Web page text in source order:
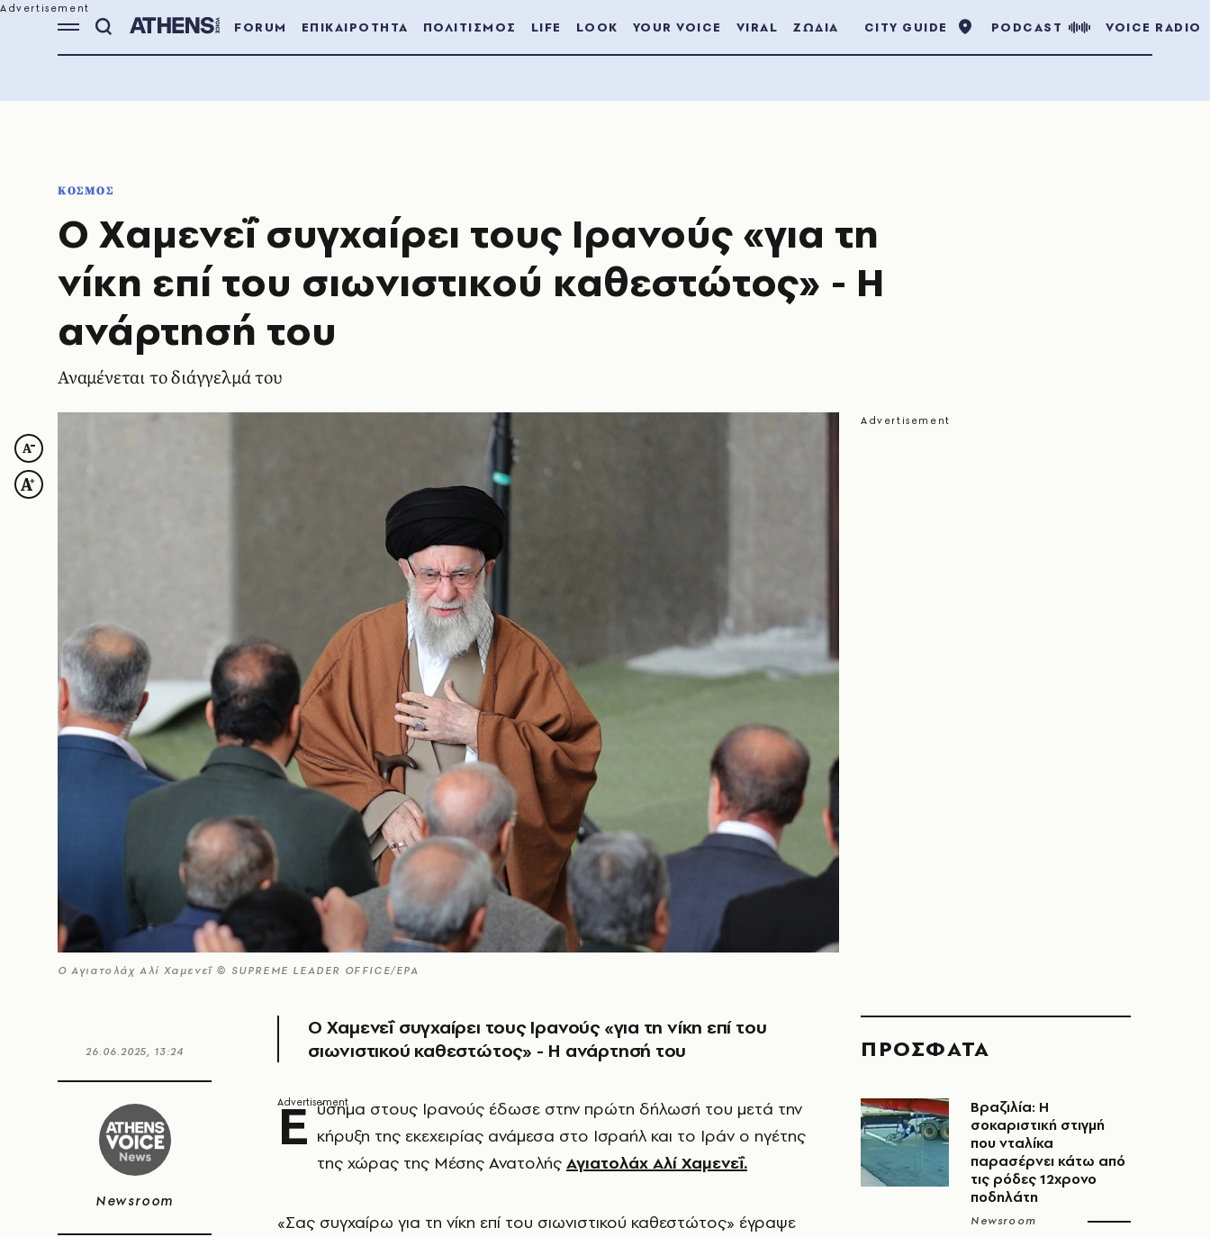
FORUM ΕΠΙΚΑΙΡΟΤΗΤΑ ΠΟΛΙΤΙΣΜΟΣ LIFE LOOK YOUR VOICE VIRAL ΖΩΔΙΑ CITY GUIDE PODCAST VOICE RADIO
ΚΟΣΜΟΣ
Ο Χαμενεΐ συγχαίρει τους Ιρανούς «για τη
νίκη επί του σιωνιστικού καθεστώτος» - Η
ανάρτησή του
Αναμένεται το διάγγελμά του
Ο Αγιατολάχ Αλί Χαμενεΐ © SUPREME LEADER OFFICE/ΕΡΑ
26.06.2025, 13:24
Newsroom
Ο Χαμενεΐ συγχαίρει τους Ιρανούς «για τη νίκη επί του
σιωνιστικού καθεστώτος» - Η ανάρτησή του
Ε ύσημα στους Ιρανούς έδωσε στην πρώτη δήλωσή του μετά την
κήρυξη της εκεχειρίας ανάμεσα στο Ισραήλ και το Ιράν ο ηγέτης
της χώρας της Μέσης Ανατολής Αγιατολάχ Αλί Χαμενεΐ.
«Σας συγχαίρω για τη νίκη επί του σιωνιστικού καθεστώτος» έγραψε
ΠΡΟΣΦΑΤΑ
Βραζιλία: Η
σοκαριστική στιγμή
που νταλίκα
παρασέρνει κάτω από
τις ρόδες 12χρονο
ποδηλάτη
Newsroom